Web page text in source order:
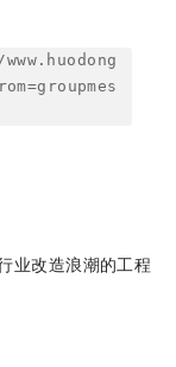
业改造浪潮的工程